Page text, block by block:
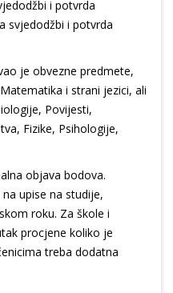
i potvrda
svjedodžbi i potvrda
je obvezne predmete,
i strani jezici, ali
Povijesti,
Fizike, Psihologije,
objava bodova.
upise na studije,
roku. Za škole i
procjene koliko je
treba dodatna